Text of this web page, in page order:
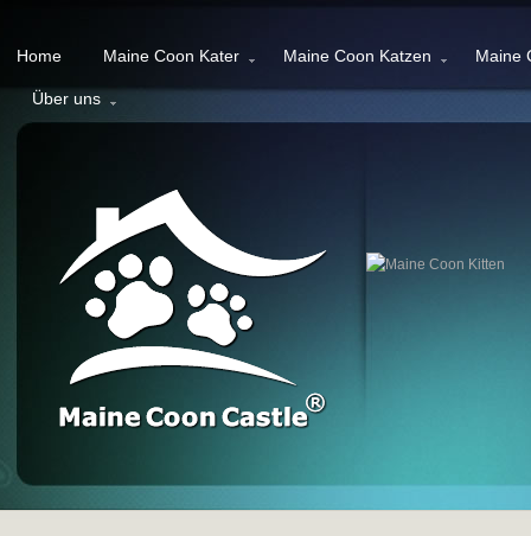
Home Maine Coon Kater Maine Coon Katzen Maine
Über uns